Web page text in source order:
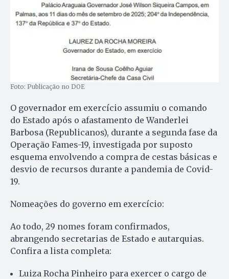
Foto: Publicação no DOE
O governador em exercício assumiu o comando
do Estado após o afastamento de Wanderlei
Barbosa (Republicanos), durante a segunda fase da
Operação Fames-19, investigada por suposto
esquema envolvendo a compra de cestas básicas e
desvio de recursos durante a pandemia de Covid-
19.
Nomeações do governo em exercício:
Ao todo, 29 nomes foram confirmados,
abrangendo secretarias de Estado e autarquias.
Confira a lista completa:
Luiza Rocha Pinheiro para exercer o cargo de